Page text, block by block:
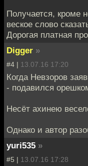
Получается, кроме
веское слово
Дорогая платная
Digger »
#4 | 13.07.16 17:20
Когда Невзоров
- подавился
Несёт ахинею
Однако и автор
yuri535 »
#5 | 13.07.16 17:28